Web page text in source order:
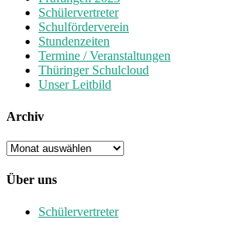
Schülervertreter
Schulförderverein
Stundenzeiten
Termine / Veranstaltungen
Thüringer Schulcloud
Unser Leitbild
Archiv
Archiv
Über uns
Schülervertreter